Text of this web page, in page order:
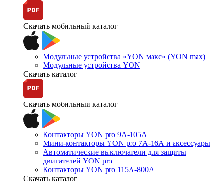
Скачать мобильный каталог
Модульные устройства «YON макс» (YON max)
Модульные устройства YON
Скачать каталог
Скачать мобильный каталог
Контакторы YON pro 9А-105А
Мини-контакторы YON pro 7А-16А и аксессуары
Автоматические выключатели для защиты
двигателей YON pro
Контакторы YON pro 115А-800А
Скачать каталог